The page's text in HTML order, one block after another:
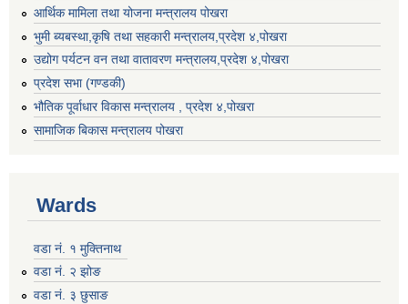
आर्थिक मामिला तथा योजना मन्त्रालय पोखरा
भुमी ब्यबस्था,कृषि तथा सहकारी मन्त्रालय,प्रदेश ४,पोखरा
उद्योग पर्यटन वन तथा वातावरण मन्त्रालय,प्रदेश ४,पोखरा
प्रदेश सभा (गण्डकी)
भौतिक पूर्वाधार विकास मन्त्रालय , प्रदेश ४,पोखरा
सामाजिक बिकास मन्त्रालय पोखरा
Wards
वडा नं. १ मुक्तिनाथ
वडा नं. २ झोङ
वडा नं. ३ छुसाङ